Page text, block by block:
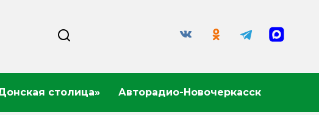
столица» Авторадио-Новочеркасск